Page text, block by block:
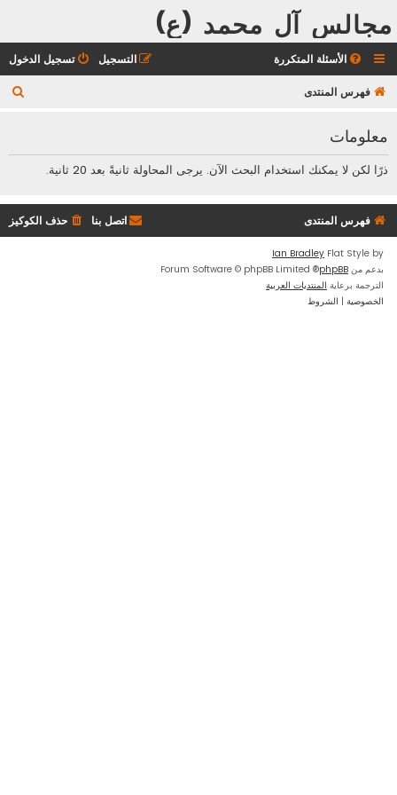
مجالس آل محمد (ع)
الأسئلة المتكررة تسجيل الدخول التسجيل
فهرس المنتدى
معلومات
ذرًا لكن لا يمكنك استخدام البحث الآن. يرجى المحاولة ثانيةً بعد 20 ثانية.
فهرس المنتدى حذف الكوكيز اتصل بنا
Flat Style by
Ian Bradley
بدعم من phpBB
® Forum Software © phpBB Limited
الترجمة برعاية المنتديات العربية
الخصوصية | الشروط